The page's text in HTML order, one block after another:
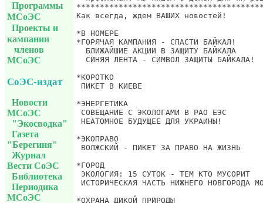
Программы
МСоЭС
Проекты и
кампании
членов
МСоЭС
СоЭС-издат
Новости
МСоЭС
"Экосводка"
Газета
"Берегиня"
Журнал
Вести СоЭС
Библиотека
Периодика
МСоЭС